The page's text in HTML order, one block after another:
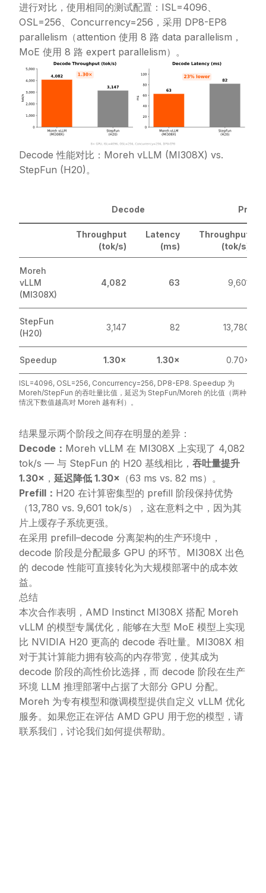
进行对比，使用相同的测试配置：ISL=4096、
OSL=256、Concurrency=256，采用 DP8-EP8
parallelism（attention 使用 8 路 data parallelism，
MoE 使用 8 路 expert parallelism）。
Decode 性能对比：Moreh vLLM (MI308X) vs.
StepFun (H20)。
Decode Prefill
Throughput
(tok/s)
Latency
(ms)
Throughput
(tok/s)
Moreh
vLLM
(MI308X)
4,082 63 9,601
StepFun
(H20)
3,147 82 13,780
Speedup 1.30× 1.30× 0.70×
ISL=4096, OSL=256, Concurrency=256, DP8-EP8. Speedup 为
Moreh/StepFun 的吞吐量比值，延迟为 StepFun/Moreh 的比值（两种
情况下数值越高对 Moreh 越有利）。
结果显示两个阶段之间存在明显的差异：
Decode： Moreh vLLM 在 MI308X 上实现了 4,082
tok/s — 与 StepFun 的 H20 基线相比， 吞吐量提升
1.30× ， 延迟降低 1.30× （63 ms vs. 82 ms）。
Prefill： H20 在计算密集型的 prefill 阶段保持优势
（13,780 vs. 9,601 tok/s），这在意料之中，因为其
片上缓存子系统更强。
在采用 prefill–decode 分离架构的生产环境中，
decode 阶段是分配最多 GPU 的环节。MI308X 出色
的 decode 性能可直接转化为大规模部署中的成本效
益。
总结
本次合作表明，AMD Instinct MI308X 搭配 Moreh
vLLM 的模型专属优化，能够在大型 MoE 模型上实现
比 NVIDIA H20 更高的 decode 吞吐量。MI308X 相
对于其计算能力拥有较高的内存带宽，使其成为
decode 阶段的高性价比选择，而 decode 阶段在生产
环境 LLM 推理部署中占据了大部分 GPU 分配。
Moreh 为专有模型和微调模型提供自定义 vLLM 优化
服务。如果您正在评估 AMD GPU 用于您的模型，请
联系我们 ，讨论我们如何提供帮助。